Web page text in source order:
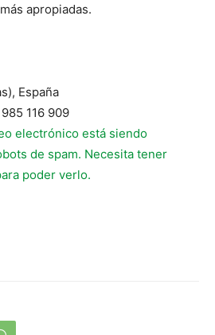
apropiadas.
España
116 909
electrónico está siendo
de spam. Necesita tener
poder verlo.